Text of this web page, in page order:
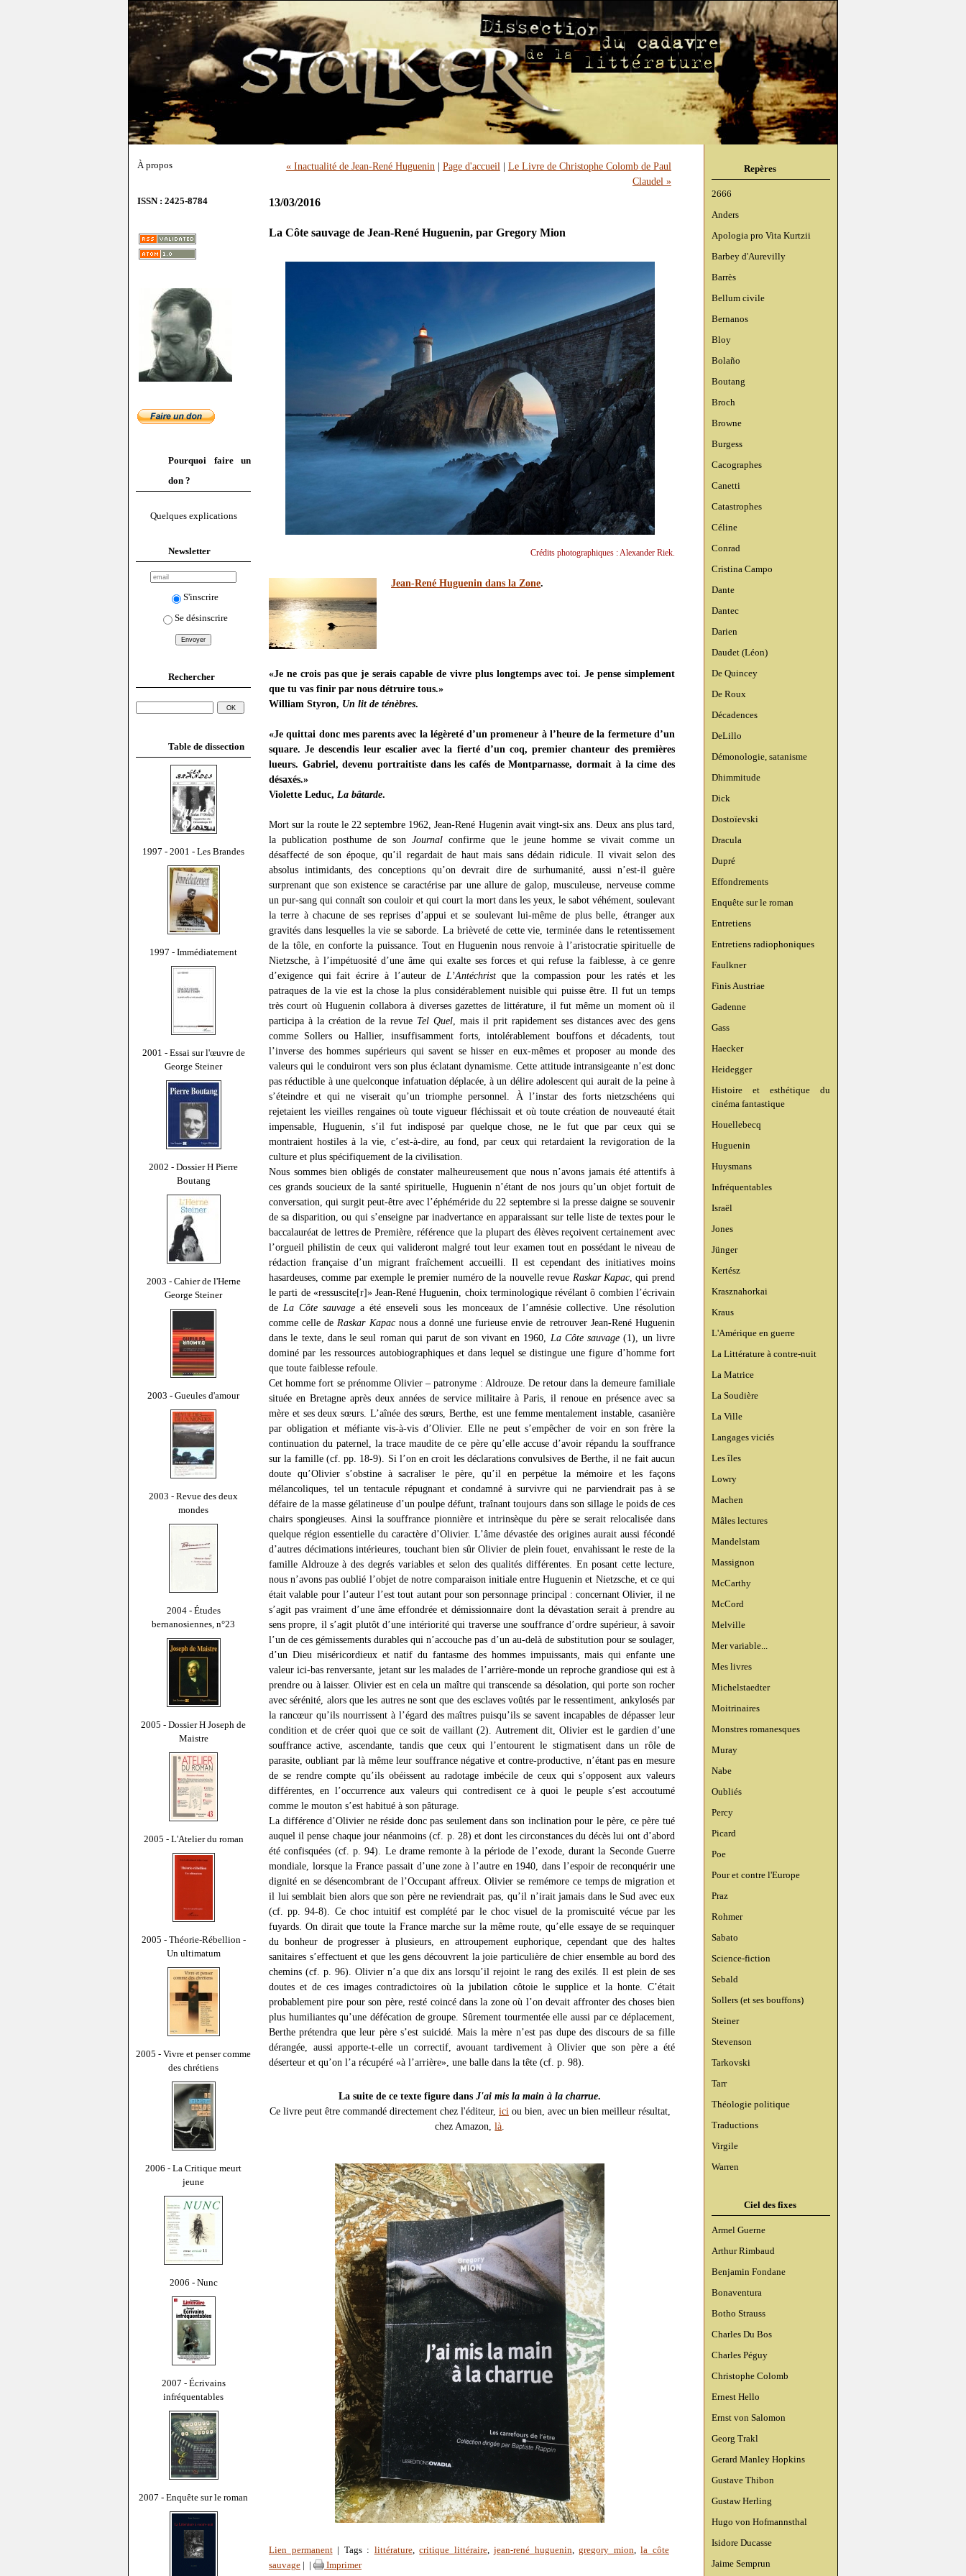
À propos
ISSN : 2425-8784
Pourquoi faire un
don ?
Quelques explications
Newsletter
S'inscrire
Se désinscrire
Rechercher
Table de dissection
1997 - 2001 - Les Brandes
1997 - Immédiatement
2001 - Essai sur l'œuvre de
George Steiner
2002 - Dossier H Pierre
Boutang
2003 - Cahier de l'Herne
George Steiner
2003 - Gueules d'amour
2003 - Revue des deux
mondes
2004 - Études
bernanosiennes, n°23
2005 - Dossier H Joseph de
Maistre
2005 - L'Atelier du roman
2005 - Théorie-Rébellion -
Un ultimatum
2005 - Vivre et penser comme
des chrétiens
2006 - La Critique meurt
jeune
2006 - Nunc
2007 - Écrivains
infréquentables
2007 - Enquête sur le roman
Repères
2666
Anders
Apologia pro Vita Kurtzii
Barbey d'Aurevilly
Barrès
Bellum civile
Bernanos
Bloy
Bolaño
Boutang
Broch
Browne
Burgess
Cacographes
Canetti
Catastrophes
Céline
Conrad
Cristina Campo
Dante
Dantec
Darien
Daudet (Léon)
De Quincey
De Roux
Décadences
DeLillo
Démonologie, satanisme
Dhimmitude
Dick
Dostoïevski
Dracula
Dupré
Effondrements
Enquête sur le roman
Entretiens
Entretiens radiophoniques
Faulkner
Finis Austriae
Gadenne
Gass
Haecker
Heidegger
Histoire et esthétique du
cinéma fantastique
Houellebecq
Huguenin
Huysmans
Infréquentables
Israël
Jones
Jünger
Kertész
Krasznahorkai
Kraus
L'Amérique en guerre
La Littérature à contre-nuit
La Matrice
La Soudière
La Ville
Langages viciés
Les îles
Lowry
Machen
Mâles lectures
Mandelstam
Massignon
McCarthy
McCord
Melville
Mer variable...
Mes livres
Michelstaedter
Moitrinaires
Monstres romanesques
Muray
Nabe
Oubliés
Percy
Picard
Poe
Pour et contre l'Europe
Praz
Rohmer
Sabato
Science-fiction
Sebald
Sollers (et ses bouffons)
Steiner
Stevenson
Tarkovski
Tarr
Théologie politique
Traductions
Virgile
Warren
Ciel des fixes
Armel Guerne
Arthur Rimbaud
Benjamin Fondane
Bonaventura
Botho Strauss
Charles Du Bos
Charles Péguy
Christophe Colomb
Ernest Hello
Ernst von Salomon
Georg Trakl
Gerard Manley Hopkins
Gustave Thibon
Gustaw Herling
Hugo von Hofmannsthal
Isidore Ducasse
Jaime Semprun
« Inactualité de Jean-René Huguenin | Page d'accueil | Le Livre de Christophe Colomb de Paul
Claudel »
13/03/2016
La Côte sauvage de Jean-René Huguenin, par Gregory Mion
Crédits photographiques : Alexander Riek.
Jean-René Huguenin dans la Zone.
«Je ne crois pas que je serais capable de vivre plus longtemps avec toi. Je pense simplement
que tu vas finir par nous détruire tous.»
William Styron, Un lit de ténèbres.
«Je quittai donc mes parents avec la légèreté d’un promeneur à l’heure de la fermeture d’un
square. Je descendis leur escalier avec la fierté d’un coq, premier chanteur des premières
lueurs. Gabriel, devenu portraitiste dans les cafés de Montparnasse, dormait à la cime des
désaxés.»
Violette Leduc, La bâtarde.
Mort sur la route le 22 septembre 1962, Jean-René Hugenin avait vingt-six ans. Deux ans plus tard,
la publication posthume de son Journalconfirme que le jeune homme se vivait comme un
désaffecté de son époque, qu’il regardait de haut mais sans dédain ridicule. Il vivait selon des
absolus intimidants, des conceptions qu’on devrait dire de surhumanité, aussi n’est-il guère
surprenant que son existence se caractérise par une allure de galop, musculeuse, nerveuse comme
un pur-sang qui connaît son couloir et qui court la mort dans les yeux, le sabot véhément, soulevant
la terre à chacune de ses reprises d’appui et se soulevant lui-même de plus belle, étranger aux
gravités dans lesquelles la vie se saborde. La brièveté de cette vie, terminée dans le retentissement
de la tôle, en conforte la puissance. Tout en Huguenin nous renvoie à l’aristocratie spirituelle de
Nietzsche, à l’impétuosité d’une âme qui exalte ses forces et qui refuse la faiblesse, à ce genre
d’exigence qui fait écrire à l’auteur de L’Antéchrist que la compassion pour les ratés et les
patraques de la vie est la chose la plus considérablement nuisible qui puisse être. Il fut un temps
très court où Huguenin collabora à diverses gazettes de littérature, il fut même un moment où il
participa à la création de la revue Tel Quel, mais il prit rapidement ses distances avec des gens
comme Sollers ou Hallier, insuffisamment forts, intolérablement bouffons et décadents, tout
l’inverse des hommes supérieurs qui savent se hisser en eux-mêmes et proposer au monde des
valeurs qui le conduiront vers son plus éclatant dynamisme. Cette attitude intransigeante n’est donc
pas réductible à une quelconque infatuation déplacée, à un délire adolescent qui aurait de la peine à
s’éteindre et qui ne viserait qu’un triomphe personnel. À l’instar des forts nietzschéens qui
rejetaient les vieilles rengaines où toute vigueur fléchissait et où toute création de nouveauté était
impensable, Huguenin, s’il fut indisposé par quelque chose, ne le fut que par ceux qui se
montraient hostiles à la vie, c’est-à-dire, au fond, par ceux qui retardaient la revigoration de la
culture et plus spécifiquement de la civilisation.
Nous sommes bien obligés de constater malheureusement que nous n’avons jamais été attentifs à
ces grands soucieux de la santé spirituelle, Huguenin n’étant de nos jours qu’un objet fortuit de
conversation, qui surgit peut-être avec l’éphéméride du 22 septembre si la presse daigne se souvenir
de sa disparition, ou qui s’enseigne par inadvertance en apparaissant sur telle liste de textes pour le
baccalauréat de lettres de Première, référence que la plupart des élèves reçoivent certainement avec
l’orgueil philistin de ceux qui valideront malgré tout leur examen tout en possédant le niveau de
rédaction française d’un migrant fraîchement accueilli. Il est cependant des initiatives moins
hasardeuses, comme par exemple le premier numéro de la nouvelle revue Raskar Kapac , qui prend
le parti de «ressuscite[r]» Jean-René Huguenin, choix terminologique révélant ô combien l’écrivain
de La Côte sauvage a été enseveli sous les monceaux de l’amnésie collective. Une résolution
comme celle de Raskar Kapacnous a donné une furieuse envie de retrouver Jean-René Huguenin
dans le texte, dans le seul roman qui parut de son vivant en 1960, La Côte sauvage (1), un livre
dominé par les ressources autobiographiques et dans lequel se distingue une figure d’homme fort
que toute faiblesse refoule.
Cet homme fort se prénomme Olivier – patronyme : Aldrouze. De retour dans la demeure familiale
située en Bretagne après deux années de service militaire à Paris, il renoue en présence avec sa
mère et ses deux sœurs. L’aînée des sœurs, Berthe, est une femme mentalement instable, casanière
par obligation et méfiante vis-à-vis d’Olivier. Elle ne peut s’empêcher de voir en son frère la
continuation du paternel, la trace maudite de ce père qu’elle accuse d’avoir répandu la souffrance
sur la famille (cf. pp. 18-9). Si l’on en croit les déclarations convulsives de Berthe, il ne fait aucun
doute qu’Olivier s’obstine à sacraliser le père, qu’il en perpétue la mémoire et les façons
mélancoliques, tel un tentacule répugnant et condamné à survivre qui ne parviendrait pas à se
défaire de la masse gélatineuse d’un poulpe défunt, traînant toujours dans son sillage le poids de ces
chairs spongieuses. Ainsi la souffrance pionnière et intrinsèque du père se serait relocalisée dans
quelque région essentielle du caractère d’Olivier. L’âme dévastée des origines aurait aussi fécondé
d’autres décimations intérieures, touchant bien sûr Olivier de plein fouet, envahissant le reste de la
famille Aldrouze à des degrés variables et selon des qualités différentes. En posant cette lecture,
nous n’avons pas oublié l’objet de notre comparaison initiale entre Huguenin et Nietzsche, et ce qui
était valable pour l’auteur l’est tout autant pour son personnage principal : concernant Olivier, il ne
s’agit pas vraiment d’une âme effondrée et démissionnaire dont la dévastation serait à prendre au
sens propre, il s’agit plutôt d’une intériorité qui traverse une souffrance d’ordre supérieur, à savoir
l’un de ces gémissements durables qui n’accouche pas d’un au-delà de substitution pour se soulager,
d’un Dieu miséricordieux et natif du fantasme des hommes impuissants, mais qui enfante une
valeur ici-bas renversante, jetant sur les malades de l’arrière-monde un reproche grandiose qui est à
prendre ou à laisser. Olivier est en cela un maître qui transcende sa désolation, qui porte son rocher
avec sérénité, alors que les autres ne sont que des esclaves voûtés par le ressentiment, ankylosés par
la rancœur qu’ils nourrissent à l’égard des maîtres puisqu’ils se savent incapables de dépasser leur
condition et de créer quoi que ce soit de vaillant (2). Autrement dit, Olivier est le gardien d’une
souffrance active, ascendante, tandis que ceux qui l’entourent le stigmatisent dans un rôle de
parasite, oubliant par là même leur souffrance négative et contre-productive, n’étant pas en mesure
de se rendre compte qu’ils obéissent au radotage imbécile de ceux qui s’opposent aux valeurs
différentes, en l’occurrence aux valeurs qui contredisent ce à quoi le peuple s’est accoutumé
comme le mouton s’est habitué à son pâturage.
La différence d’Olivier ne réside donc pas seulement dans son inclination pour le père, ce père tué
auquel il pense chaque jour néanmoins (cf. p. 28) et dont les circonstances du décès lui ont d’abord
été confisquées (cf. p. 94). Le drame remonte à la période de l’exode, durant la Seconde Guerre
mondiale, lorsque la France passait d’une zone à l’autre en 1940, dans l’espoir de reconquérir une
dignité en se désencombrant de l’Occupant affreux. Olivier se remémore ce temps de migration et
il lui semblait bien alors que son père ne reviendrait pas, qu’il n’irait jamais dans le Sud avec eux
(cf. pp. 94-8). Ce choc intuitif est complété par le choc visuel de la promiscuité vécue par les
fuyards. On dirait que toute la France marche sur la même route, qu’elle essaye de se requinquer
du bonheur de progresser à plusieurs, en attroupement euphorique, cependant que des haltes
sanitaires s’effectuent et que les gens découvrent la joie particulière de chier ensemble au bord des
chemins (cf. p. 96). Olivier n’a que dix ans lorsqu’il rejoint le rang des exilés. Il est plein de ses
doutes et de ces images contradictoires où la jubilation côtoie le supplice et la honte. C’était
probablement pire pour son père, resté coincé dans la zone où l’on devait affronter des choses bien
plus humiliantes qu’une défécation de groupe. Sûrement tourmentée elle aussi par ce déplacement,
Berthe prétendra que leur père s’est suicidé. Mais la mère n’est pas dupe des discours de sa fille
dérangée, aussi apporte-t-elle un correctif, avouant tardivement à Olivier que son père a été
déserteur et qu’on l’a récupéré «à l’arrière», une balle dans la tête (cf. p. 98).
La suite de ce texte figure dansJ'ai mis la main à la charrue.
Ce livre peut être commandé directement chez l'éditeur, ici ou bien, avec un bien meilleur résultat,
chez Amazon,là
Lien permanent| Tags : littérature,critique littéraire,jean-rené huguenin,gregory mion,la côte
sauvage
Imprimer